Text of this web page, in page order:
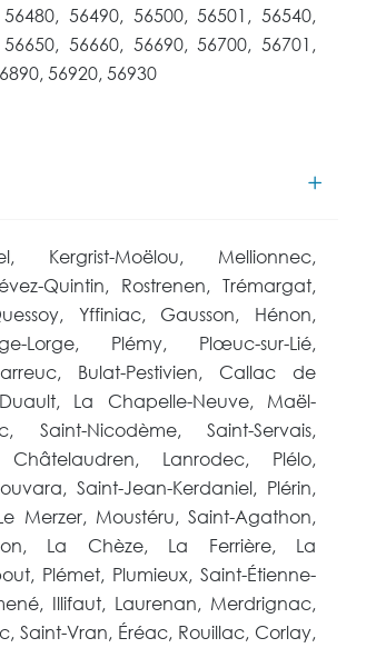
56490, 56500, 56501, 56540,
56660, 56690, 56700, 56701,
56920, 56930
Kergrist-Moëlou, Mellionnec,
Quintin, Rostrenen, Trémargat,
Yffiniac, Gausson, Hénon,
Lorge, Plémy, Plœuc-sur-Lié,
Bulat-Pestivien, Callac de
La Chapelle-Neuve, Maël-
Saint-Nicodème, Saint-Servais,
Châtelaudren, Lanrodec, Plélo,
Saint-Jean-Kerdaniel, Plérin,
Merzer, Moustéru, Saint-Agathon,
La Chèze, La Ferrière, La
Plémet, Plumieux, Saint-Étienne-
Illifaut, Laurenan, Merdrignac,
Saint-Vran, Éréac, Rouillac, Corlay,